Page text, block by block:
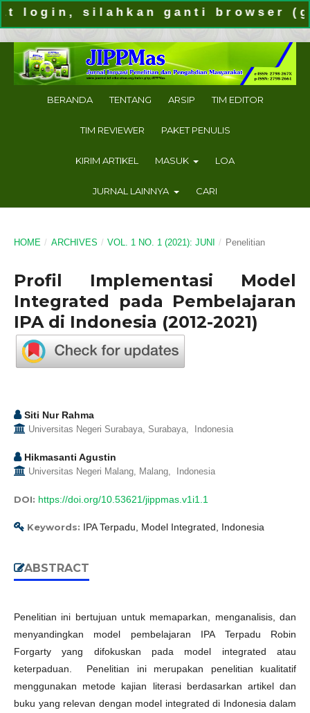
ganti browser
BERANDA TENTANG ARSIP TIM EDITOR
TIM REVIEWER PAKET PENULIS
KIRIM ARTIKEL MASUK LOA
JURNAL LAINNYA CARI
HOME / ARCHIVES / VOL. 1 NO. 1 (2021): JUNI / Penelitian
Profil Implementasi Model
Integrated pada Pembelajaran
IPA di Indonesia (2012-2021)
Siti Nur Rahma
Universitas Negeri Surabaya, Surabaya, Indonesia
Hikmasanti Agustin
Universitas Negeri Malang, Malang, Indonesia
DOI: https://doi.org/10.53621/jippmas.v1i1.1
Keywords: IPA Terpadu, Model Integrated, Indonesia
ABSTRACT
Penelitian ini bertujuan untuk memaparkan, menganalisis, dan
menyandingkan model pembelajaran IPA Terpadu Robin
Forgarty yang difokuskan pada model integrated atau
keterpaduan. Penelitian ini merupakan penelitian kualitatif
menggunakan metode kajian literasi berdasarkan artikel dan
buku yang relevan dengan model integrated di Indonesia dalam